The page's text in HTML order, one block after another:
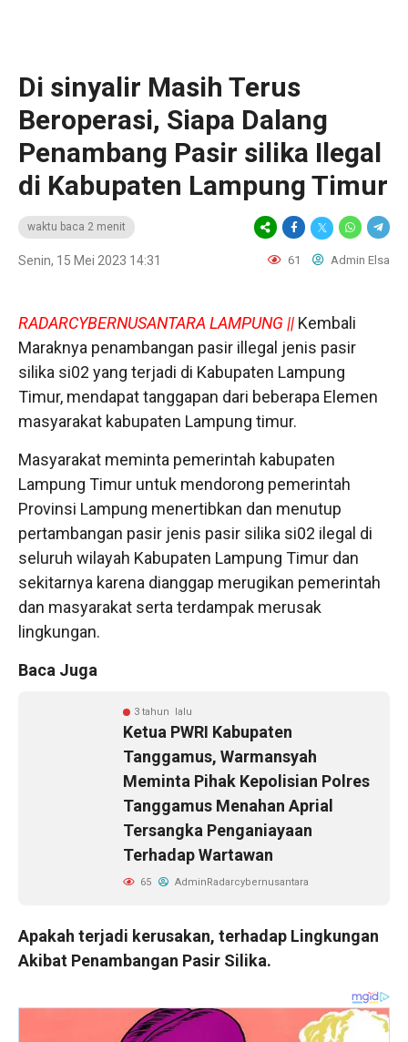
Di sinyalir Masih Terus
Beroperasi, Siapa Dalang
Penambang Pasir silika Ilegal
di Kabupaten Lampung Timur
waktu baca 2 menit
Senin, 15 Mei 2023 14:31 61 Admin Elsa
RADARCYBERNUSANTARA LAMPUNG || Kembali
Maraknya penambangan pasir illegal jenis pasir
silika si02 yang terjadi di Kabupaten Lampung
Timur, mendapat tanggapan dari beberapa Elemen
masyarakat kabupaten Lampung timur.
Masyarakat meminta pemerintah kabupaten
Lampung Timur untuk mendorong pemerintah
Provinsi Lampung menertibkan dan menutup
pertambangan pasir jenis pasir silika si02 ilegal di
seluruh wilayah Kabupaten Lampung Timur dan
sekitarnya karena dianggap merugikan pemerintah
dan masyarakat serta terdampak merusak
lingkungan.
Baca Juga
3 tahun lalu
Ketua PWRI Kabupaten
Tanggamus, Warmansyah
Meminta Pihak Kepolisian Polres
Tanggamus Menahan Aprial
Tersangka Penganiayaan
Terhadap Wartawan
65 AdminRadarcybernusantara
Apakah terjadi kerusakan, terhadap Lingkungan
Akibat Penambangan Pasir Silika.